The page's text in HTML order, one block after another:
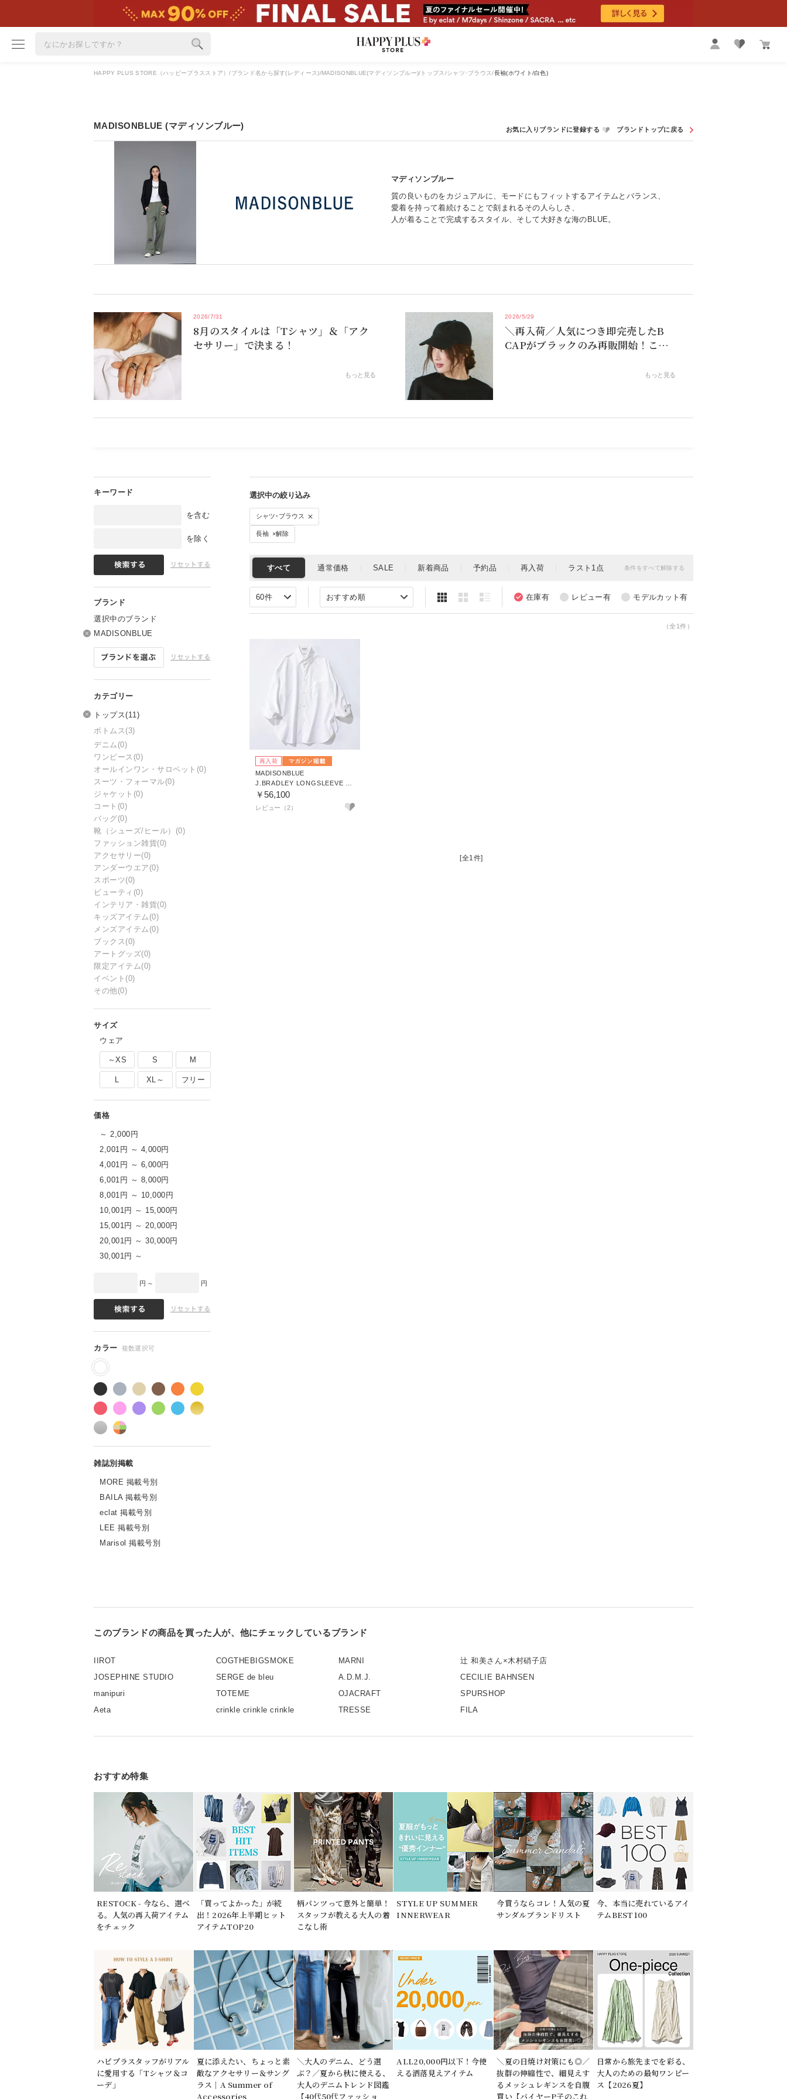
雑誌掲載アイテム
HAPPY PLUS STORE（ハッピープラスストア） ブランド名から探す(レディース) MADISONBLUE(マディソンブルー) トップス シャツ･ブラウス 長袖(ホワイト/白色)
MADISONBLUE (マディソンブルー)
マディソンブルー
質の良いものをカジュアルに、モードにもフィットするアイテムとバランス、
愛着を持って着続けることで刻まれるその人らしさ、
人が着ることで完成するスタイル、そして大好きな海のBLUE。
2026/7/31
8月のスタイルは「Tシャツ」＆「アク
セサリー」で決まる！
もっと見る
2026/5/29
＼再入荷／人気につき即完売したB
CAPがブラックのみ再販開始！これ
もっと見る
売したB CAPがブラックのみ
を含む
を除く
選択中のブランド
MADISONBLUE
トップス(11)
ボトムス (3)
デニム (0)
ワンピース (0)
オールインワン・サロペット (0)
スーツ・フォーマル(0)
ジャケット (0)
コート (0)
バッグ(0)
靴（シューズ/ヒール） (0)
ファッション雑貨(0)
アクセサリー(0)
アンダーウエア (0)
スポーツ(0)
ビューティ (0)
インテリア・雑貨(0)
キッズアイテム (0)
メンズアイテム (0)
ブックス (0)
アートグッズ(0)
限定アイテム(0)
イベント (0)
その他(0)
ウェア
～XS S M
L XL～ フリー
～ 2,000円
2,001円 ～ 4,000円
4,001円 ～ 6,000円
6,001円 ～ 8,000円
8,001円 ～ 10,000円
10,001円 ～ 15,000円
15,001円 ～ 20,000円
20,001円 ～ 30,000円
30,001円 ～
円 ～ 円
MORE 掲載号別
BAILA 掲載号別
eclat 掲載号別
LEE 掲載号別
Marisol 掲載号別
シャツ･ブラウス
長袖 ×解除
（全1件）
再入荷
MADISONBLUE
￥56,100
レビュー（2）
[全1件]
このブランドの商品を買った人が、他にチェックしているブランド
IIROT
JOSEPHINE STUDIO
manipuri
Aeta
COGTHEBIGSMOKE
SERGE de bleu
TOTEME
crinkle crinkle crinkle
MARNI
A.D.M.J.
OJACRAFT
TRESSE
辻 和美さん×木村硝子店
CECILIE BAHNSEN
SPURSHOP
FILA
おすすめ特集
RESTOCK - 今なら、選べ
る。人気の再入荷アイテム
をチェック
「買ってよかった」が続
出！2026年上半期ヒット
アイテムTOP20
柄パンツって意外と簡単！
スタッフが教える大人の着
こなし術
STYLE UP SUMMER
INNERWEAR
今買うならコレ！人気の夏
サンダルブランドリスト
今、本当に売れているアイ
テムBEST100
ハピプラスタッフがリアル
に愛用する「Tシャツ＆コ
ーデ」
夏に添えたい、ちょっと素
敵なアクセサリー＆サング
ラス｜A Summer of
Accessories
＼大人のデニム、どう選
ぶ？／夏から秋に使える、
大人のデニムトレンド図鑑
【40代50代ファッショ
ALL20,000円以下！今使
える洒落見えアイテム
＼夏の日焼け対策にも◎／
抜群の伸縮性で、細見えす
るメッシュレギンスを自腹
買い【バイヤーP子のこれ
日常から旅先までを彩る、
大人のための最旬ワンピー
ス【2026夏】